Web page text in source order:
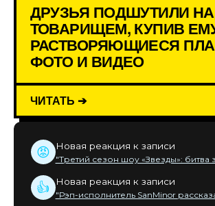
ДРУЗЬЯ ПОДШУТИЛИ
ТОВАРИЩЕМ, КУПИВ
РАСТВОРЯЮЩИЕСЯ
ФОТО И ВИДЕО
ЧИТАТЬ ➔
😡 Новая реакция к записи
"Третий сезон шоу «Звезды»: битва
👍 Новая реакция к записи
"Рэп-исполнитель SanMinor